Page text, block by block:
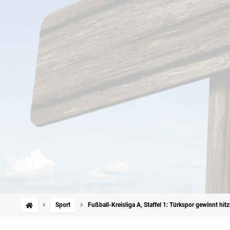
Sport Fußball-Kreisliga A, Staffel 1: Türkspor gewinnt